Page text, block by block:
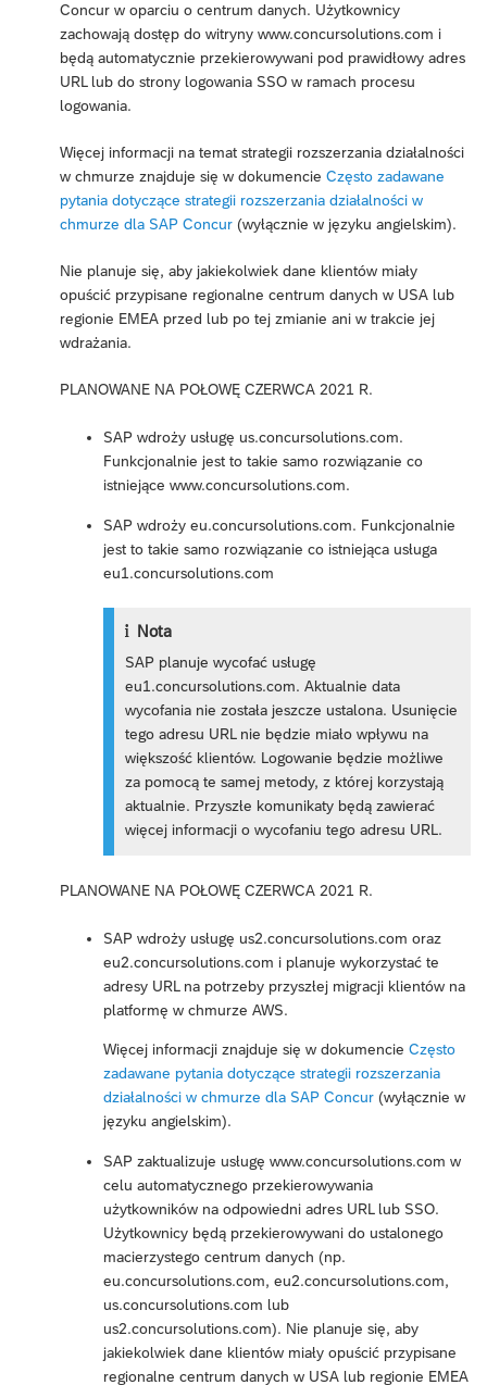
Concur w oparciu o centrum danych. Użytkownicy
zachowają dostęp do witryny www.concursolutions.com i
będą automatycznie przekierowywani pod prawidłowy adres
URL lub do strony logowania SSO w ramach procesu
logowania.
Więcej informacji na temat strategii rozszerzania działalności
w chmurze znajduje się w dokumencie Często zadawane
pytania dotyczące strategii rozszerzania działalności w
chmurze dla SAP Concur (wyłącznie w języku angielskim).
Nie planuje się, aby jakiekolwiek dane klientów miały
opuścić przypisane regionalne centrum danych w USA lub
regionie EMEA przed lub po tej zmianie ani w trakcie jej
wdrażania.
PLANOWANE NA POŁOWĘ CZERWCA 2021 R.
SAP wdroży usługę us.concursolutions.com.
Funkcjonalnie jest to takie samo rozwiązanie co
istniejące www.concursolutions.com.
SAP wdroży eu.concursolutions.com. Funkcjonalnie
jest to takie samo rozwiązanie co istniejąca usługa
eu1.concursolutions.com
Nota
SAP planuje wycofać usługę
eu1.concursolutions.com. Aktualnie data
wycofania nie została jeszcze ustalona. Usunięcie
tego adresu URL nie będzie miało wpływu na
większość klientów. Logowanie będzie możliwe
za pomocą te samej metody, z której korzystają
aktualnie. Przyszłe komunikaty będą zawierać
więcej informacji o wycofaniu tego adresu URL.
PLANOWANE NA POŁOWĘ CZERWCA 2021 R.
SAP wdroży usługę us2.concursolutions.com oraz
eu2.concursolutions.com i planuje wykorzystać te
adresy URL na potrzeby przyszłej migracji klientów na
platformę w chmurze AWS.
Więcej informacji znajduje się w dokumencie Często
zadawane pytania dotyczące strategii rozszerzania
działalności w chmurze dla SAP Concur (wyłącznie w
języku angielskim).
SAP zaktualizuje usługę www.concursolutions.com w
celu automatycznego przekierowywania
użytkowników na odpowiedni adres URL lub SSO.
Użytkownicy będą przekierowywani do ustalonego
macierzystego centrum danych (np.
eu.concursolutions.com, eu2.concursolutions.com,
us.concursolutions.com lub
us2.concursolutions.com). Nie planuje się, aby
jakiekolwiek dane klientów miały opuścić przypisane
regionalne centrum danych w USA lub regionie EMEA